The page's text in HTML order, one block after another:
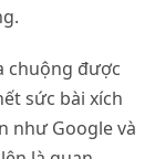
chuộng được
sức bài xích
như Google và